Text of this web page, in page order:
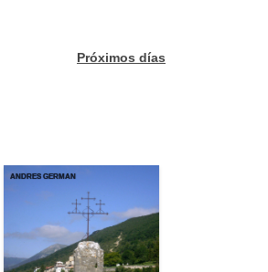
Próximos días
ANDRES GERMAN